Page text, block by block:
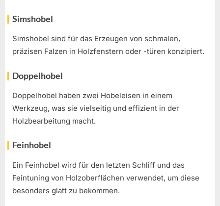
Simshobel
Simshobel sind für das Erzeugen von schmalen,
präzisen Falzen in Holzfenstern oder -türen konzipiert.
Doppelhobel
Doppelhobel haben zwei Hobeleisen in einem
Werkzeug, was sie vielseitig und effizient in der
Holzbearbeitung macht.
Feinhobel
Ein Feinhobel wird für den letzten Schliff und das
Feintuning von Holzoberflächen verwendet, um diese
besonders glatt zu bekommen.